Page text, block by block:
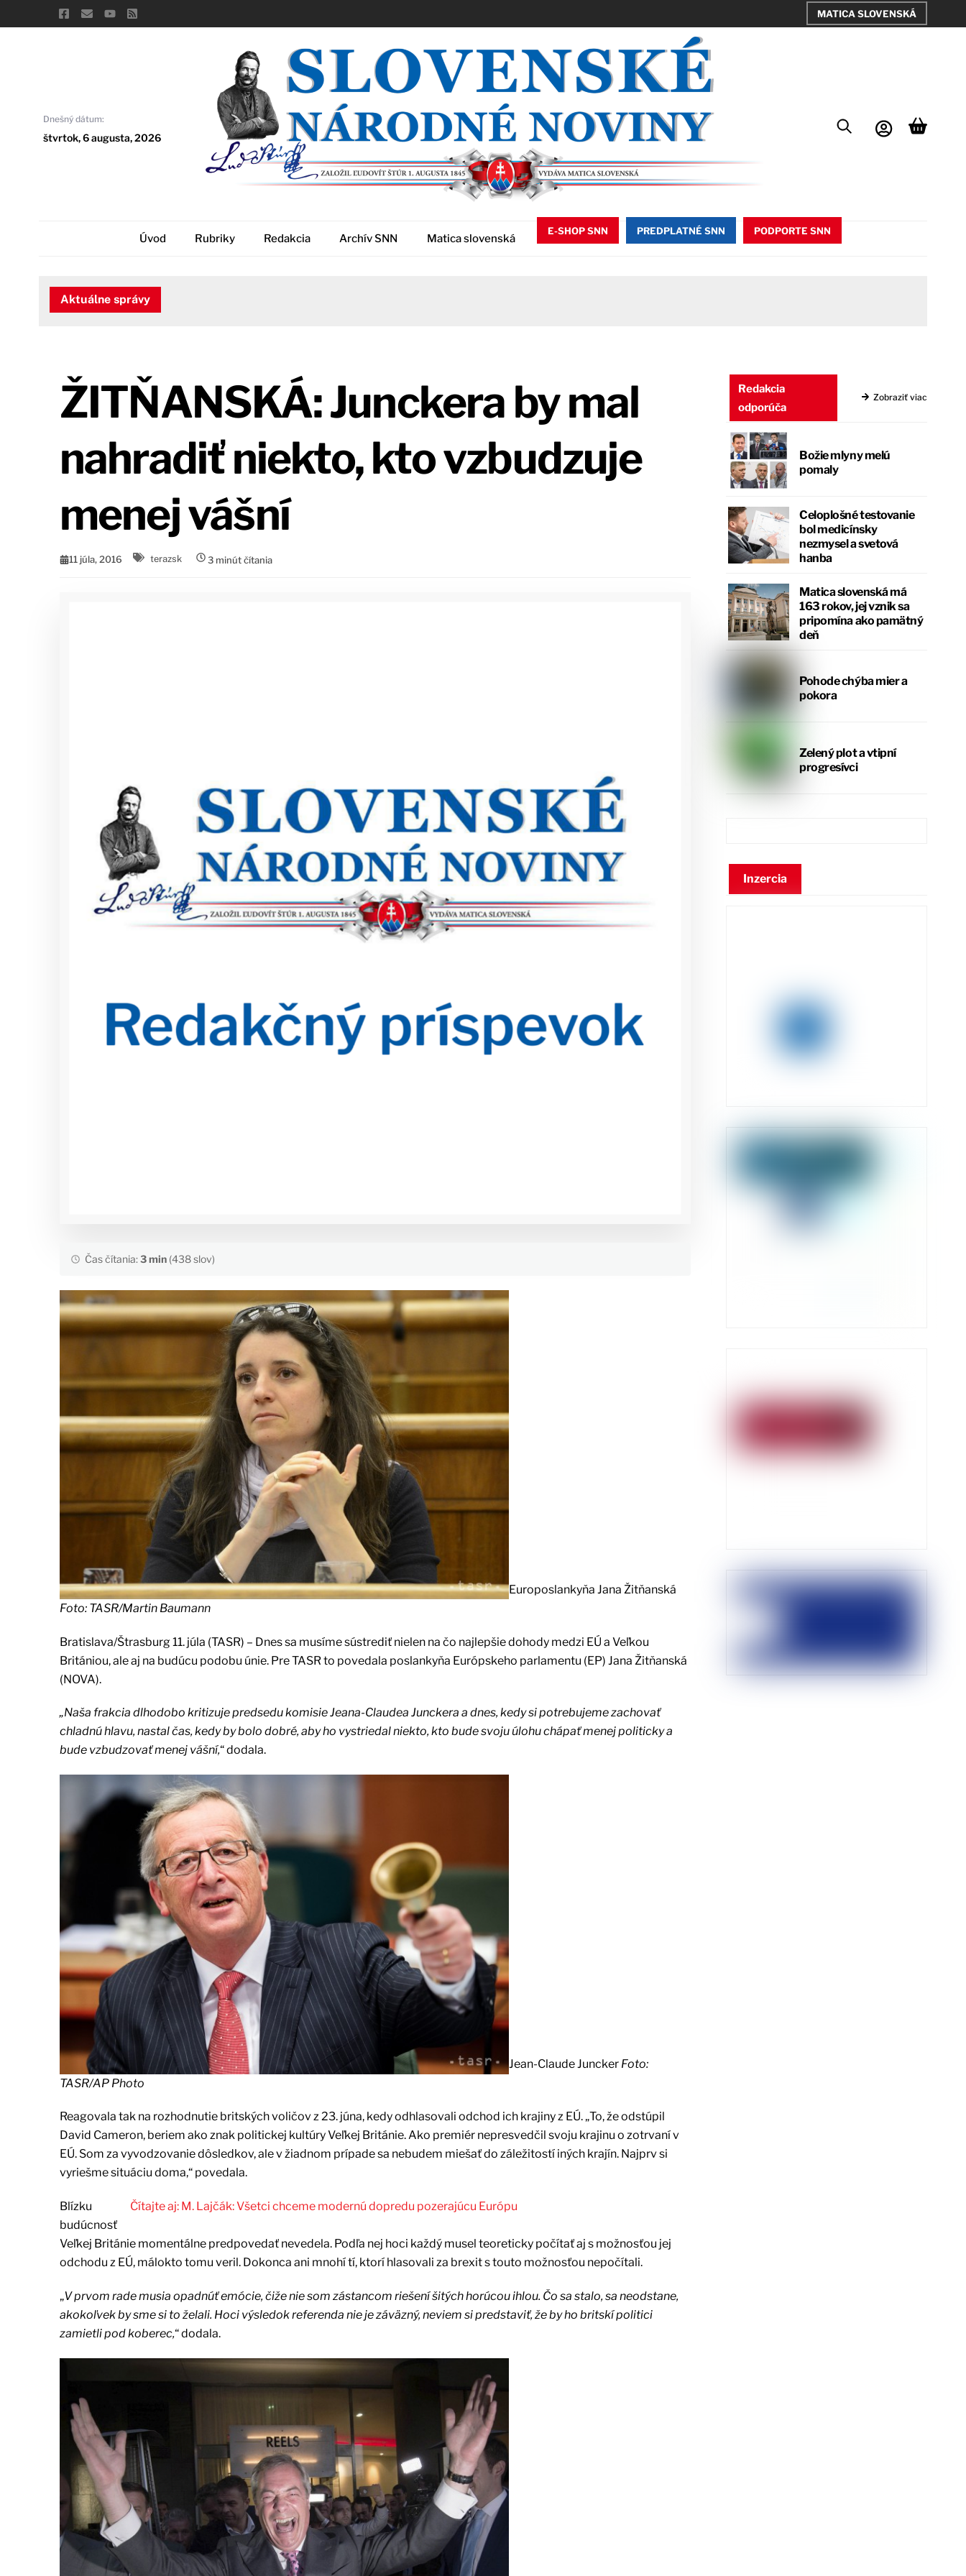
to
MATICA SLOVENSKÁ
Dnešný dátum:
štvrtok, 6 augusta, 2026
Úvod Rubriky Redakcia Archív SNN Matica slovenská
E-SHOP SNN PREDPLATNÉ SNN PODPORTE SNN
Aktuálne správy
ŽITŇANSKÁ: Junckera by mal
nahradiť niekto, kto vzbudzuje
menej vášní
11 júla, 2016 terazsk 3 minút čítania
Čas čítania:3 min(438 slov)
Europoslankyňa Jana Žitňanská
Foto: TASR/Martin Baumann
Bratislava/Štrasburg 11. júla (TASR) – Dnes sa musíme sústrediť nielen na čo najlepšie dohody medzi EÚ a Veľkou
Britániou, ale aj na budúcu podobu únie. Pre TASR to povedala poslankyňa Európskeho parlamentu (EP) Jana Žitňanská
(NOVA).
„Naša frakcia dlhodobo kritizuje predsedu komisie Jeana-Claudea Junckera a dnes, kedy si potrebujeme zachovať
chladnú hlavu, nastal čas, kedy by bolo dobré, aby ho vystriedal niekto, kto bude svoju úlohu chápať menej politicky a
bude vzbudzovať menej vášní,“ dodala.
Jean-Claude Juncker Foto:
TASR/AP Photo
Reagovala tak na rozhodnutie britských voličov z 23. júna, kedy odhlasovali odchod ich krajiny z EÚ. „To, že odstúpil
David Cameron, beriem ako znak politickej kultúry Veľkej Británie. Ako premiér nepresvedčil svoju krajinu o zotrvaní v
EÚ. Som za vyvodzovanie dôsledkov, ale v žiadnom prípade sa nebudem miešať do záležitostí iných krajín. Najprv si
vyriešme situáciu doma,“ povedala.
Čítajte aj: M. Lajčák: Všetci chceme modernú dopredu pozerajúcu Európu
Blízku
budúcnosť
Veľkej Británie momentálne predpovedať nevedela. Podľa nej hoci každý musel teoreticky počítať aj s možnosťou jej
odchodu z EÚ, málokto tomu veril. Dokonca ani mnohí tí, ktorí hlasovali za brexit s touto možnosťou nepočítali.
„V prvom rade musia opadnúť emócie, čiže nie som zástancom riešení šitých horúcou ihlou. Čo sa stalo, sa neodstane,
akokoľvek by sme si to želali. Hoci výsledok referenda nie je záväzný, neviem si predstaviť, že by ho britskí politici
zamietli pod koberec,“ dodala.
Redakcia
odporúča
Zobraziť viac
Božie mlyny melú
pomaly
Celoplošné testovanie
bol medicínsky
nezmysel a svetová
hanba
Matica slovenská má
163 rokov, jej vznik sa
pripomína ako pamätný
deň
Pohode chýba mier a
pokora
Zelený plot a vtipní
progresívci
Inzercia